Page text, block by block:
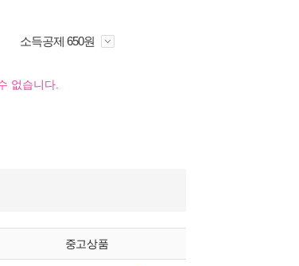
소득공제 650원
없습니다.
중고상품